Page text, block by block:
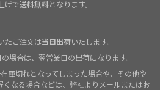
げで送料無料となります。
たご注文は当日出荷いたします。
場合は、翌営業日の出荷になります。
庫切れとなってしまった場合や、その他や
なる場合などは、弊社よりメールまたはお